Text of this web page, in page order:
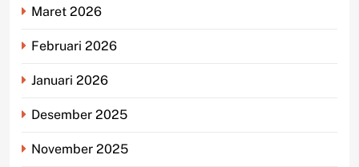
Maret 2026
Februari 2026
Januari 2026
Desember 2025
November 2025